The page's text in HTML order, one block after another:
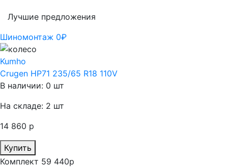
Лучшие предложения
Шиномонтаж 0₽
Kumho
Crugen HP71 235/65 R18 110V
В наличии: 0 шт
На складе: 2 шт
14 860 р
Купить
Комплект 59 440р